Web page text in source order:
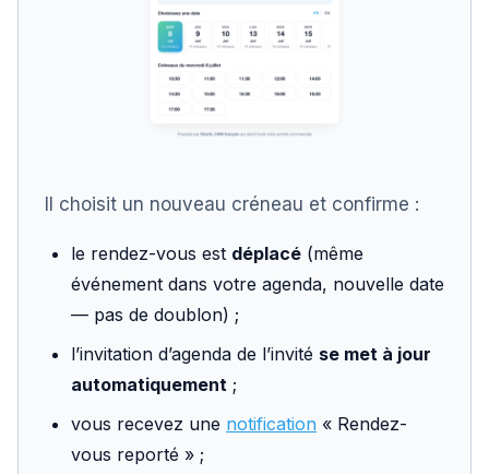
Il choisit un nouveau créneau et confirme :
le rendez-vous est déplacé (même
événement dans votre agenda, nouvelle date
— pas de doublon) ;
l’invitation d’agenda de l’invité se met à jour
automatiquement ;
vous recevez une notification « Rendez-
vous reporté » ;